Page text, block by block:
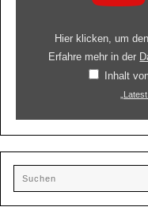
Hier klicken, um
Erfahre mehr in der
Inhalt